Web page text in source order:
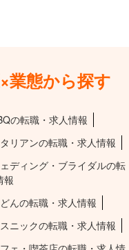
業態から探す
の転職・求人情報
リアンの転職・求人情報
ディング・ブライダルの転
報
んの転職・求人情報
ニックの転職・求人情報